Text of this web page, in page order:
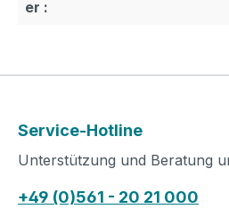
er :
Service-Hotline
Unterstützung und Beratung
+49 (0)561 - 20 21 000